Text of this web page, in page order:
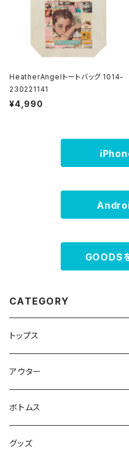
HeatherAngelトートバッグ 1014-
230221141
¥4,990
GOODS
CATEGORY
トップス
スウェット・パーカー
Tシャツ
シャツ
アウター
ジャケット・ブルゾン
ボトムス
グッズ